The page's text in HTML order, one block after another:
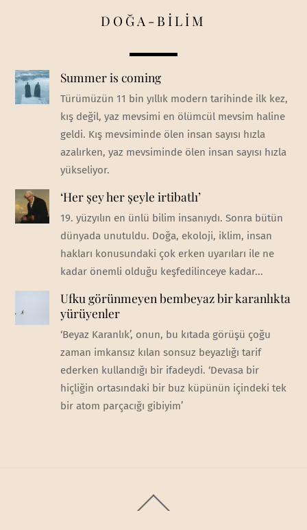
DOĞA-BİLİM
Summer is coming
Türümüzün 11 bin yıllık modern tarihinde ilk kez,
kış değil, yaz mevsimi en ölümcül mevsim haline
geldi. Kış mevsiminde ölen insan sayısı hızla
azalırken, yaz mevsiminde ölen insan sayısı hızla
yükseliyor.
‘Her şey her şeyle irtibatlı’
19. yüzyılın en ünlü bilim insanıydı. Sonra bütün
dünyada unutuldu. Doğa, ekoloji, iklim, insan
hakları konusundaki çok erken uyarıları ile ne
kadar önemli olduğu keşfedilinceye kadar...
Ufku görünmeyen bembeyaz bir karanlıkta
yürüyenler
‘Beyaz Karanlık’, onun, bu kıtada görüşü çoğu
zaman imkansız kılan sonsuz beyazlığı tarif
ederken kullandığı bir ifadeydi. ‘Devasa bir
hiçliğin ortasındaki bir buz küpünün içindeki tek
bir atom parçacığı gibiyim’
To